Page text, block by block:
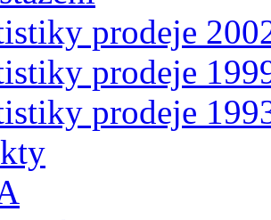
prodeje
prodeje
prodeje